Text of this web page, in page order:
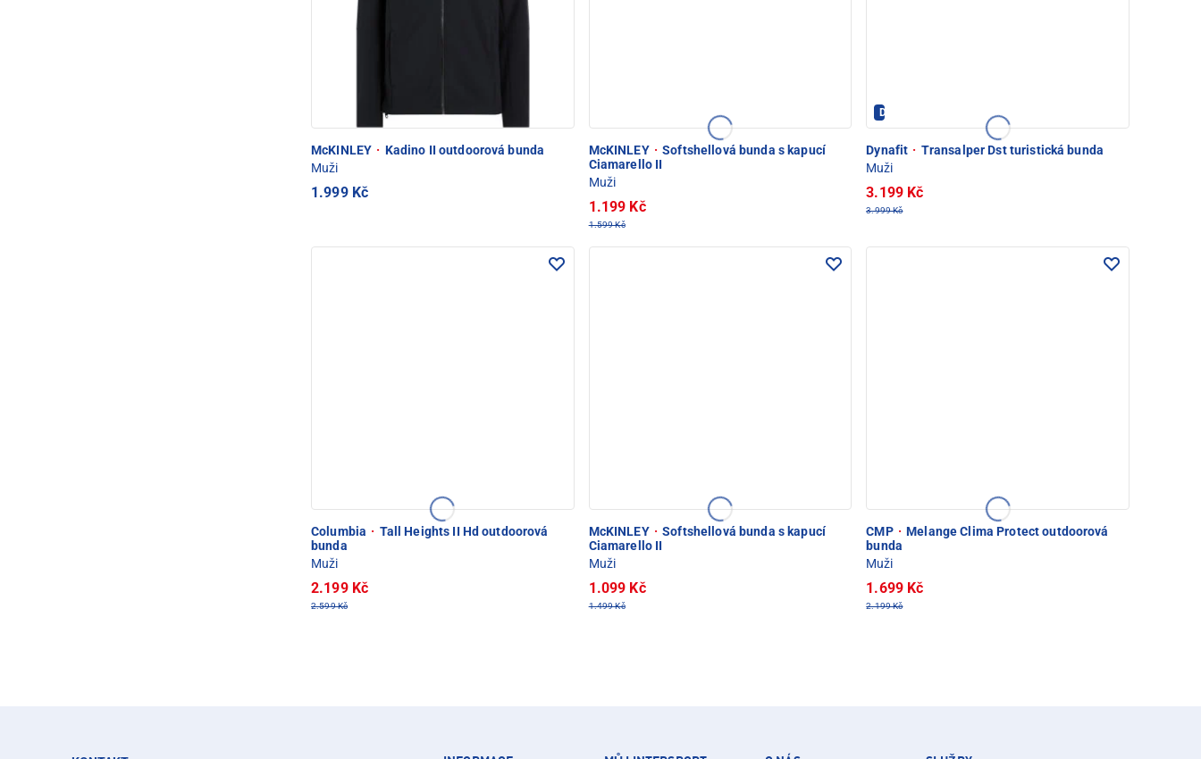
McKINLEY · Kadino II outdoorová bunda
Muži
1.999 Kč
McKINLEY · Softshellová bunda s kapucí
Ciamarello II
Muži
1.199 Kč
1.599 Kč
Dynafit - PEC POD SNĚŽKOU
Dynafit · Transalper Dst turistická bunda
Muži
3.199 Kč
3.999 Kč
Columbia · Tall Heights II Hd outdoorová
bunda
Muži
2.199 Kč
2.599 Kč
McKINLEY · Softshellová bunda s kapucí
Ciamarello II
Muži
1.099 Kč
1.499 Kč
CMP · Melange Clima Protect outdoorová
bunda
Muži
1.699 Kč
2.199 Kč